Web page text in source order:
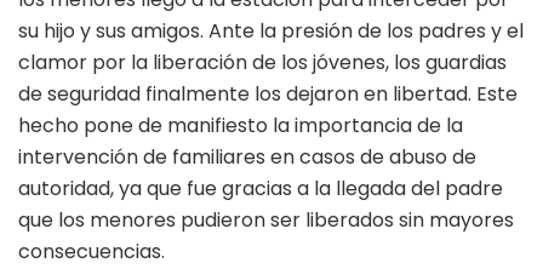
su hijo y sus amigos. Ante la presión de los padres y el
clamor por la liberación de los jóvenes, los guardias
de seguridad finalmente los dejaron en libertad. Este
hecho pone de manifiesto la importancia de la
intervención de familiares en casos de abuso de
autoridad, ya que fue gracias a la llegada del padre
que los menores pudieron ser liberados sin mayores
consecuencias.